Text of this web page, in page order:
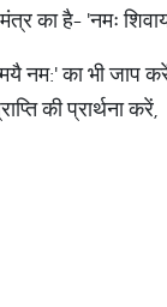
का है- 'नमः
नम:' का भी जाप
की प्रार्थना करें,